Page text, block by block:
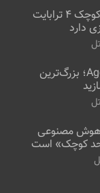
این کارت حافظه کوچک ۴ ترابایت
دارد
بازی/ Age of 2048؛ بزرگ‌ترین
هوش مصنوعی
کوچک» است